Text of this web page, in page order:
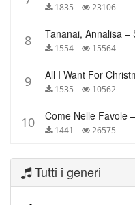
1835 23106
8 1554 15564
9 1535 10562
10 1441 26575
Tutti i generi